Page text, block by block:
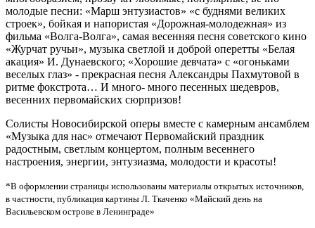
молодые песни: «Марш энтузиастов» «с буднями великих
строек», бойкая и напористая «Дорожная-молодежная» из
фильма «Волга-Волга», самая весенняя песня советского кино
«Журчат ручьи», музыка светлой и доброй оперетты «Белая
акация» И. Дунаевского; «Хорошие девчата» с «огоньками
веселых глаз» - прекрасная песня Александры Пахмутовой в
ритме фокстрота… И много- много песенных шедевров,
весенних первомайских сюрпризов!
Солисты Новосибирской оперы вместе с камерным ансамблем
«Музыка для нас» отмечают Первомайский праздник
радостным, светлым концертом, полным весеннего
настроения, энергии, энтузиазма, молодости и красоты!
*В оформлении страницы использованы материалы открытых источников,
в частности, публикация картины Л. Ткаченко «Майский день на
Васильевском острове в Ленинграде»